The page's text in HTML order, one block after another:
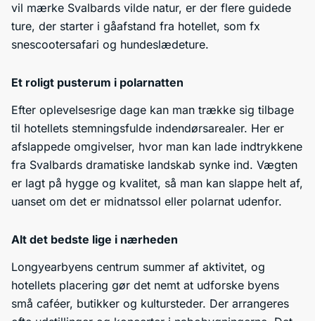
vil mærke Svalbards vilde natur, er der flere guidede
ture, der starter i gåafstand fra hotellet, som fx
snescootersafari og hundeslædeture.
Et roligt pusterum i polarnatten
Efter oplevelsesrige dage kan man trække sig tilbage
til hotellets stemningsfulde indendørsarealer. Her er
afslappede omgivelser, hvor man kan lade indtrykkene
fra Svalbards dramatiske landskab synke ind. Vægten
er lagt på hygge og kvalitet, så man kan slappe helt af,
uanset om det er midnatssol eller polarnat udenfor.
Alt det bedste lige i nærheden
Longyearbyens centrum summer af aktivitet, og
hotellets placering gør det nemt at udforske byens
små caféer, butikker og kultursteder. Der arrangeres